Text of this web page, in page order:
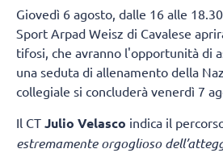
Giovedì 6 agosto, dalle 16 alle
Sport Arpad Weisz di Cavalese
tifosi, che avranno l'opportunità di
una seduta di allenamento della
collegiale si concluderà venerdì 7
Il CT Julio Velasco indica il
estremamente orgoglioso